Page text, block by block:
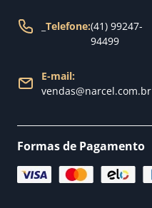
Telefone:(41) 99247-
94499
E-mail:
vendas@narcel.com.br
Formas de Pagamento